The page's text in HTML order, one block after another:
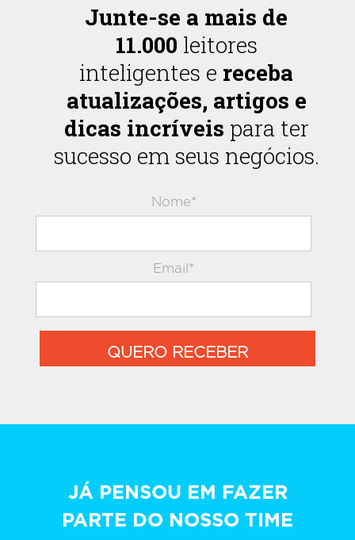
Junte-se a mais de
11.000 leitores
inteligentes e receba
atualizações, artigos e
dicas incríveis para ter
sucesso em seus negócios.
Nome*
Email*
QUERO RECEBER
JÁ PENSOU EM FAZER
PARTE DO NOSSO TIME